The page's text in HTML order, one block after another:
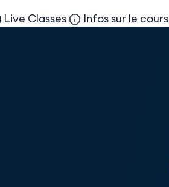
Live Classes Infos sur le cours